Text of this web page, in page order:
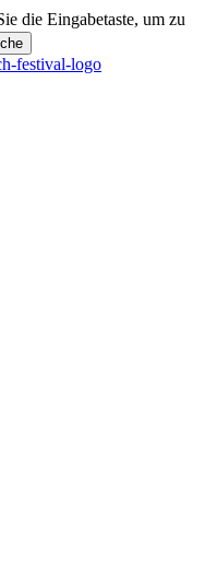
die Eingabetaste, um zu